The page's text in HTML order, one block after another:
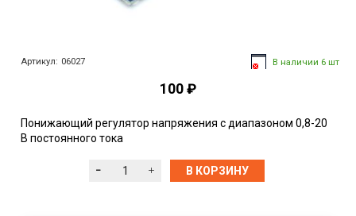
Артикул: 06027 В наличии 6 шт
100 ₽
Понижающий регулятор напряжения с диапазоном 0,8-20
В постоянного тока
В КОРЗИНУ